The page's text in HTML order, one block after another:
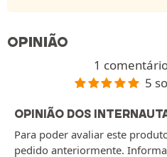
OPINIÃO
1
5
OPINIÃO DOS
Para poder avaliar este
pedido anteriormente.